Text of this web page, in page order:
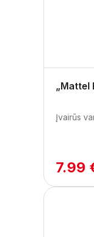
„Mattel
Įvairūs
7.99